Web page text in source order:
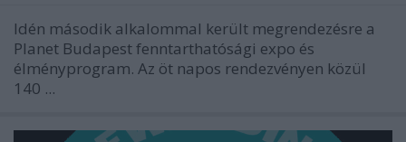
Idén második alkalommal került megrendezésre a
Planet Budapest fenntarthatósági expo és
élményprogram. Az öt napos rendezvényen közül
140 ...